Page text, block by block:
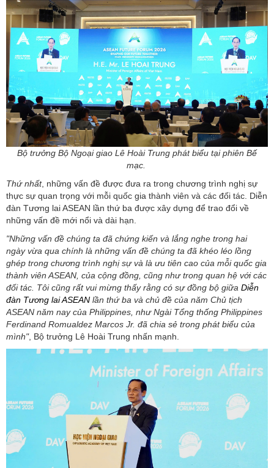
Bộ trưởng Bộ Ngoại giao Lê Hoài Trung phát biểu tại phiên Bế
mạc.
Thứ nhất, những vấn đề được đưa ra trong chương trình nghị sự
thực sự quan trọng với mỗi quốc gia thành viên và các đối tác. Diễn
đàn Tương lai ASEAN lần thứ ba được xây dựng để trao đổi về
những vấn đề mới nổi và dài hạn.
"Những vấn đề chúng ta đã chứng kiến và lắng nghe trong hai
ngày vừa qua chính là những vấn đề chúng ta đã khéo léo lồng
ghép trong chương trình nghị sự và là ưu tiên cao của mỗi quốc gia
thành viên ASEAN, của cộng đồng, cũng như trong quan hệ với các
đối tác. Tôi cũng rất vui mừng thấy rằng có sự đồng bộ giữa Diễn
đàn Tương lai ASEAN lần thứ ba và chủ đề của năm Chủ tịch
ASEAN năm nay của Philippines, như Ngài Tổng thống Philippines
Ferdinand Romualdez Marcos Jr. đã chia sẻ trong phát biểu của
mình", Bộ trưởng Lê Hoài Trung nhấn mạnh.